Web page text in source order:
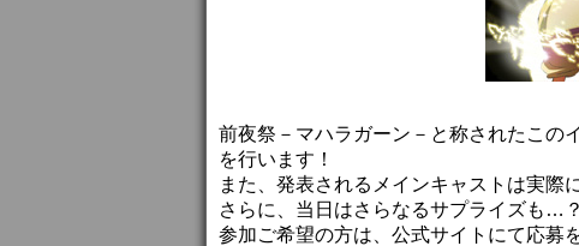
前夜祭－マハラガーン－と称されたこの
を行います！
また、発表されるメインキャストは実際
さらに、当日はさらなるサプライズも…？
参加ご希望の方は、公式サイトにて応募